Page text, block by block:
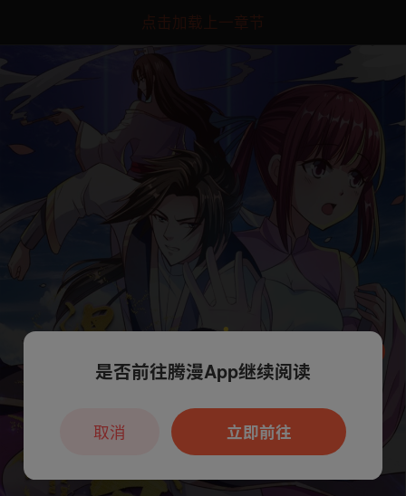
点击加载上一章节
本章节仅支持App阅读，可打开App新用
户7天免费看
是否前往腾漫App继续阅读
立即前往
取消